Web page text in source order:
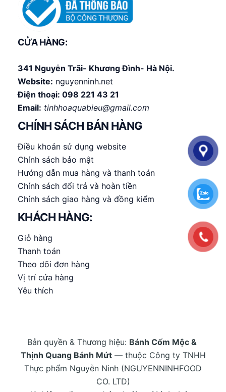
CỬA HÀNG:
341 Nguyễn Trãi- Khương Đình- Hà Nội.
Website: nguyenninh.net
Điện thoại: 098 221 43 21
Email: tinhhoaquabieu@gmail.com
CHÍNH SÁCH BÁN HÀNG
Điều khoản sử dụng website
Chính sách bảo mật
Hướng dẫn mua hàng và thanh toán
Chính sách đổi trả và hoàn tiền
Chính sách giao hàng và đồng kiểm
KHÁCH HÀNG:
Giỏ hàng
Thanh toán
Theo dõi đơn hàng
Vị trí cửa hàng
Yêu thích
Bản quyền & Thương hiệu: Bánh Cốm Mộc &
Thịnh Quang Bánh Mứt— thuộc Công ty TNHH
Thực phẩm Nguyễn Ninh (NGUYENNINHFOOD
CO. LTD)